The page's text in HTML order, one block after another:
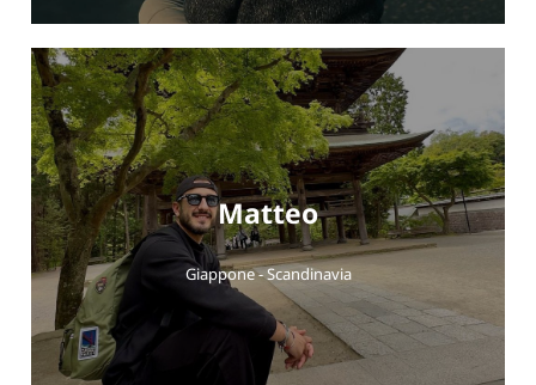
Matteo
Giappone - Scandinavia